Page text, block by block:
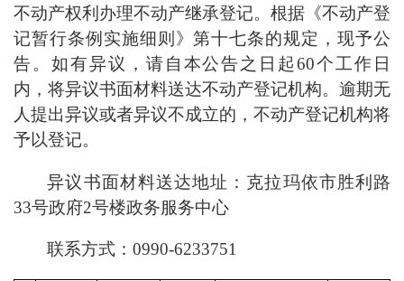
不动产权利办理不动产继承登记。根据《不动产登
记暂行条例实施细则》第十七条的规定，现予公
告。如有异议，请自本公告之日起60个工作日
内，将异议书面材料送达不动产登记机构。逾期无
人提出异议或者异议不成立的，不动产登记机构将
予以登记。
异议书面材料送达地址： 克拉玛依市胜利路
33号政府2号楼政务服务中心
联系方式：0990-6233751